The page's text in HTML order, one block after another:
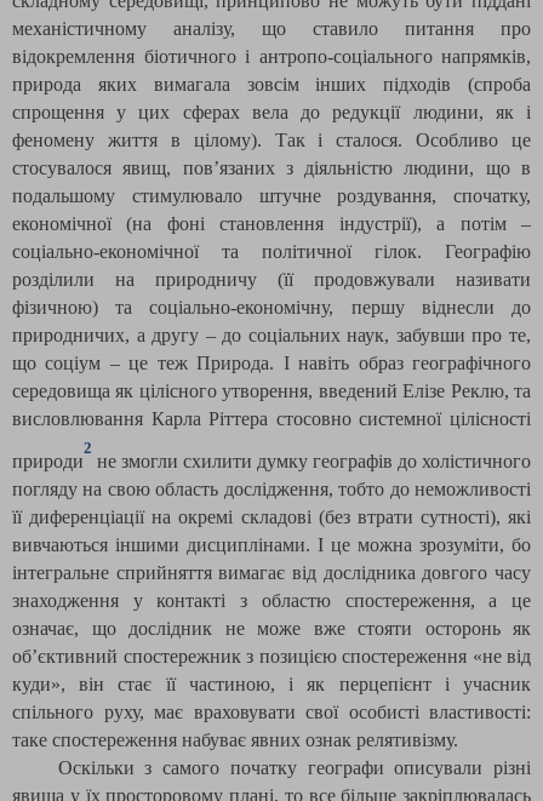
механістичному аналізу, що ставило питання про
відокремлення біотичного і антропо-соціального напрямків,
природа яких вимагала зовсім інших підходів (спроба
спрощення у цих сферах вела до редукції людини, як і
феномену життя в цілому). Так і сталося. Особливо це
стосувалося явищ, пов’язаних з діяльністю людини, що в
подальшому стимулювало штучне роздування, спочатку,
економічної (на фоні становлення індустрії), а потім –
соціально-економічної та політичної гілок. Географію
розділили на природничу (її продовжували називати
фізичною) та соціально-економічну, першу віднесли до
природничих, а другу – до соціальних наук, забувши про те,
що соціум – це теж Природа. І навіть образ географічного
середовища як цілісного утворення, введений Елізе Реклю, та
висловлювання Карла Ріттера стосовно системної цілісності
природи
2
не змогли схилити думку географів до холістичного
погляду на свою область дослідження, тобто до неможливості
її диференціації на окремі складові (без втрати сутності), які
вивчаються іншими дисциплінами. І це можна зрозуміти, бо
інтегральне сприйняття вимагає від дослідника довгого часу
знаходження у контакті з областю спостереження, а це
означає, що дослідник не може вже стояти осторонь як
об’єктивний спостережник з позицією спостереження «не від
куди», він стає її частиною, і як перцепієнт і учасник
спільного руху, має враховувати свої особисті властивості:
таке спостереження набуває явних ознак релятивізму.
Оскільки з самого початку географи описували різні
явища у їх просторовому плані, то все більше закріплювалась